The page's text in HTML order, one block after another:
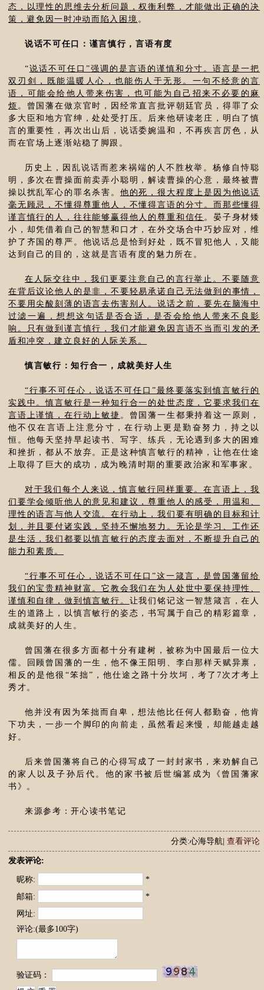
态，以理性的思维去分析问题，权衡利弊，才能做出正确的决
策，避免因一时冲动而陷入困境 。
说话不可任口：谨言慎行，言语有度
“说话不可任口”强调的是言语的谨慎和分寸。语言是一把
双刃剑，既能温暖人心，也能伤人于无形。一句不经意的言
语，可能会给他人带来伤害，也可能为自己招来不必要的麻
烦 。曾国藩在做京官时，因经常直言批评朝廷官员，得罪了众
多大臣和地方官绅，处处受打压。后来他研读老庄，明白了慎
言的重要性，再次出山后，说话委婉温和，不再疾言厉色，从
而在官场上逐渐站稳了脚跟。
历史上，因乱说话而惹来祸端的人不胜枚举。杨修自恃聪
明，多次在曹操面前卖弄小聪明，解读曹操的心意，最终被曹
操以扰乱军心的罪名杀害。 他的死，很大程度上是因为他说话
毫无顾忌，不懂得尊重他人，不懂得言语的分寸。而那些懂得
谨言慎行的人，往往能够赢得他人的尊重和信任 。晏子身材矮
小，却凭借着自己的智慧和口才，在外交场合中巧妙应对，维
护了齐国的尊严。他说话总是恰到好处，既不冒犯他人，又能
达到自己的目的，这就是言语有度的魅力所在。
在人际交往中，我们更要注意自己的言行举止。不要随意
在背后议论他人的是非，不要轻易承诺自己无法做到的事情，
不要用尖酸刻薄的语言去伤害别人。说话之前，要先在脑海中
过滤一遍，想想这句话是否合适，是否会给他人带来不良影
响。只有做到谨言慎行，我们才能避免因言语不当而引发的矛
盾和冲突，建立良好的人际关系。
慎言敏行：知行合一，成就美好人生
“行事不可任心，说话不可任口”最终要落实到慎言敏行的
实践中。慎言敏行是一种知行合一的处世态度，它要求我们在
言语上谨慎，在行动上敏捷 。曾国藩一生都秉持着这一原则，
他不仅在言语上注意分寸，在行动上更是勤奋努力，持之以
恒。他每天坚持早起读书、写字、练兵，无论遇到多大的困难
和挫折，都从不放弃。正是这种慎言敏行的精神，让他在仕途
上取得了巨大的成功，成为晚清时期的重要政治家和军事家。
对于我们每个人来说，慎言敏行同样重要。在言语上，我
们要学会倾听他人的意见和建议，尊重他人的感受，用温和、
理性的语言与他人交流。在行动上，我们要有明确的目标和计
划，并且要付诸实践，坚持不懈地努力。无论是学习、工作还
是生活，我们都要以慎言敏行的态度去面对，不断提升自己的
能力和素质。
“行事不可任心，说话不可任口”这一箴言，是曾国藩留给
我们的宝贵精神财富。它教会我们在为人处世中要保持理性、
谨慎和自律，做到慎言敏行。 让我们铭记这一智慧箴言，在人
生的道路上，以慎言敏行的姿态，书写属于自己的精彩篇章，
成就美好的人生。
曾国藩在很多方面都十分有建树，被称为中国最后一位大
儒。回顾曾国藩的一生，他不像王阳明、李白那样天赋异禀，
相反的是他很“笨拙”，他仕途之路十分坎坷，考了7次才考上
秀才。
他并没有因为笨拙而自卑，想法他比任何人都勤奋，他肯
下功夫，一步一个脚印的向前走，虽然看起来慢，却能越走越
好。
后来曾国藩将自己的心得写成了一封封家书，来劝解自己
的家人以及子孙后代。他的家书被后世编篡成为《曾国藩家
书》。
来源参考：开心读书笔记
分类:心海导航| 查看评论
发表评论:
昵称:
*
邮箱:
*
网址:
评论:(最多100字)
验证码：